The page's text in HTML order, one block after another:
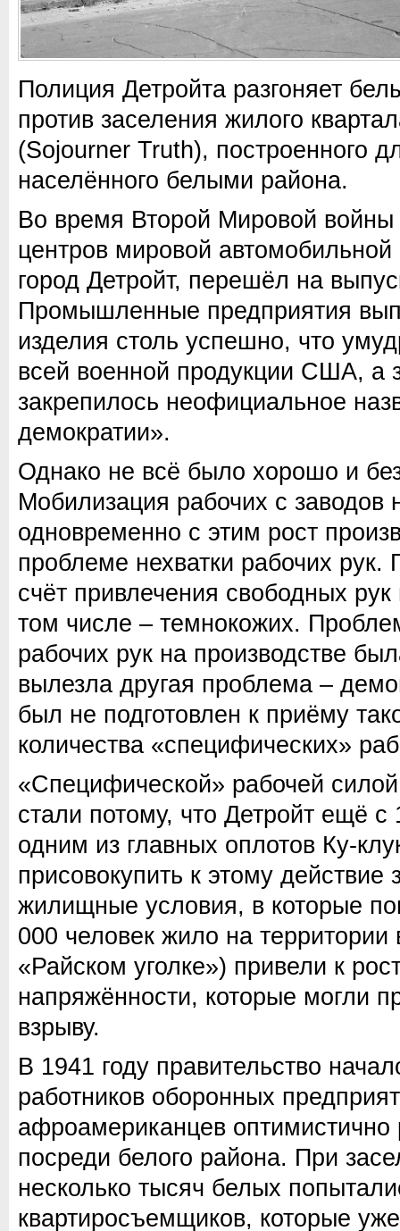
Полиция Детройта разгоняет
против заселения жилого
(Sojourner Truth), построенного
населённого белыми района.
Во время Второй Мировой
центров мировой
город Детройт, перешёл на
Промышленные предприятия
изделия столь успешно, что
всей военной продукции США, а
закрепилось неофициальное
демократии».
Однако не всё было хорошо и
Мобилизация рабочих с заводов
одновременно с этим рост
проблеме нехватки рабочих
счёт привлечения свободных
том числе – темнокожих.
рабочих рук на производстве
вылезла другая проблема –
был не подготовлен к приёму
количества «специфических»
«Специфической» рабочей
стали потому, что Детройт ещё с
одним из главных оплотов Ку-
присовокупить к этому действие
жилищные условия, в которые
000 человек жило на территории
«Райском уголке») привели к
напряжённости, которые могли
взрыву.
В 1941 году правительство
работников оборонных
афроамериканцев
посреди белого района. При
несколько тысяч белых
квартиросъемщиков, которые